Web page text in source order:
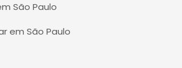
São Paulo
em São Paulo